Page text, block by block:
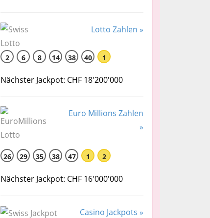
Lotto Zahlen »
2 6 8 14 38 40 1
Nächster Jackpot: CHF 18'200'000
Euro Millions Zahlen
»
26 29 35 38 47 1 2
Nächster Jackpot: CHF 16'000'000
Casino Jackpots »